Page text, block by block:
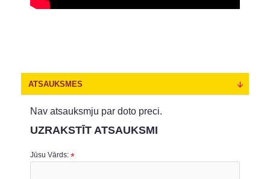
ATSAUKSMES
Nav atsauksmju par doto preci.
UZRAKSTĪT ATSAUKSMI
Jūsu Vārds: